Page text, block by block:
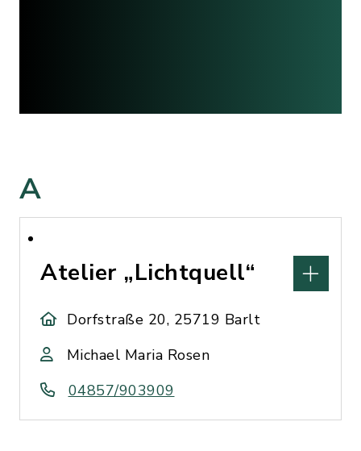
A
Atelier „Lichtquell“
Dorfstraße 20, 25719 Barlt
Michael Maria Rosen
04857/903909